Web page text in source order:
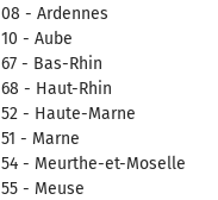
08 - Ardennes
10 - Aube
67 - Bas-Rhin
68 - Haut-Rhin
52 - Haute-Marne
51 - Marne
54 - Meurthe-et-Moselle
55 - Meuse